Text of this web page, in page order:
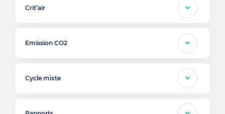
Crit’air
Emission CO2
Cycle mixte